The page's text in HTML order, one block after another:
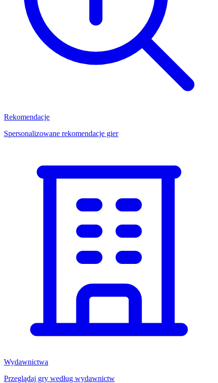
Rekomendacje
Spersonalizowane rekomendacje gier
Wydawnictwa
Przeglądaj gry według wydawnictw